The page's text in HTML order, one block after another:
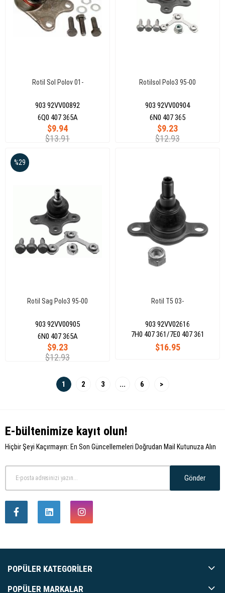
Rotil Sol Polov 01-
903 92VV00892
$9.94
$13.91
6Q0 407 365A
Rotilsol Polo3 95-00
903 92VV00904
$9.23
$12.93
6N0 407 365
Rotil Sag Polo3 95-00
903 92VV00905
$9.23
$12.93
%29
6N0 407 365A
Rotil T5 03-
903 92VV02616
$16.95
7H0 407 361/7E0 407 361
1 2 3 ... 6 >
E-bültenimize kayıt olun!
Hiçbir Şeyi Kaçırmayın: En Son Güncellemeleri Doğrudan Mail Kutunuza Alın
Gönder
POPÜLER KATEGORILER
POPÜLER MARKALAR